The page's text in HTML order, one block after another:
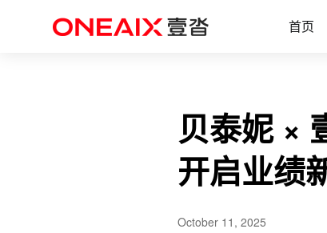
首页
首页 新闻动态 贝泰妮 × 壹沓科技聚数宝：AI
贝泰妮 ×
开启业绩
October 11, 2025